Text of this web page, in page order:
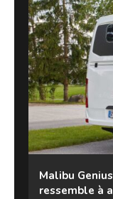
Malibu
ressemble à